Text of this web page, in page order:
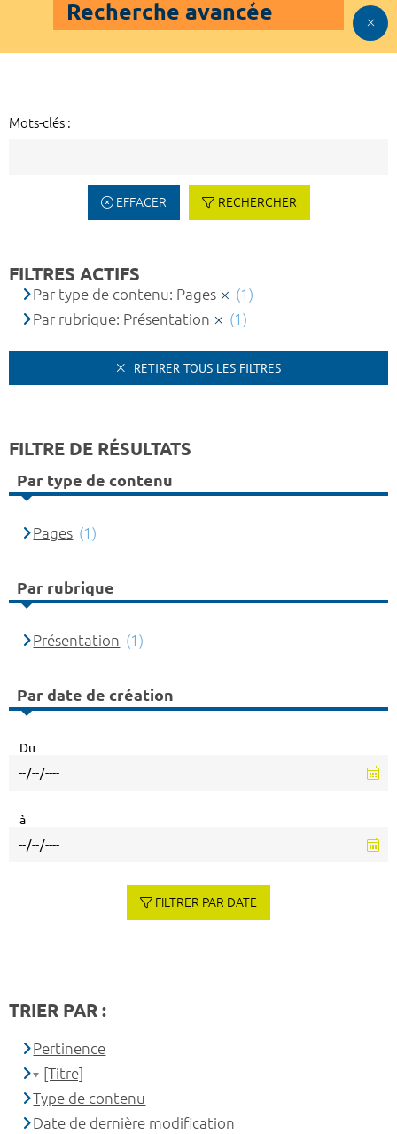
Recherche avancée
Mots-clés :
EFFACER RECHERCHER
FILTRES ACTIFS
Par type de contenu: Pages
(1)
Par rubrique: Présentation
(1)
RETIRER TOUS LES FILTRES
FILTRE DE RÉSULTATS
Par type de contenu
Pages (1)
Par rubrique
Présentation (1)
Par date de création
Du
à
FILTRER PAR DATE
TRIER PAR :
Pertinence
[Titre]
Type de contenu
Date de dernière modification